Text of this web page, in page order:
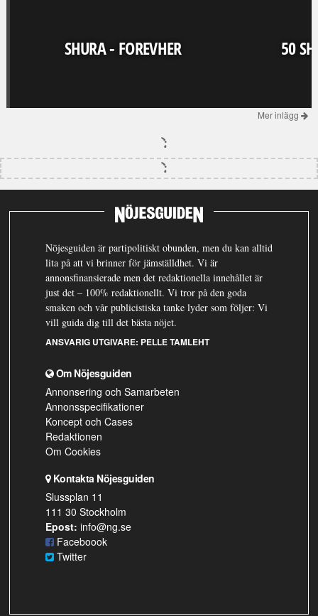
SHURA - FOREVHER 50
Mer inlägg
Nöjesguiden är partipolitiskt obunden, men du kan alltid
lita på att vi brinner för jämställdhet. Vi är
annonsfinansierade men det redaktionella innehållet är
just det – 100% redaktionellt. Vi tror på den goda
smaken och vår publicistiska tanke lyder som följer: Vi
vill guida dig till det bästa nöjet.
ANSVARIG UTGIVARE: PELLE TAMLEHT
Om Nöjesguiden
Annonsering och Samarbeten
Annonsspecifikationer
Koncept och Cases
Redaktionen
Om Cookies
Kontakta Nöjesguiden
Slussplan 11
111 30 Stockholm
Epost: info@ng.se
Faceboook
Twitter